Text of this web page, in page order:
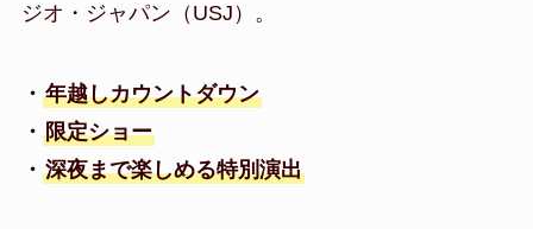
ジオ・ジャパン（USJ）。
・ 年越しカウントダウン
・ 限定ショー
・ 深夜まで楽しめる特別演出